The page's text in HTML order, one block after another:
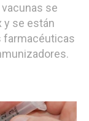
se
y se están
farmacéuticas